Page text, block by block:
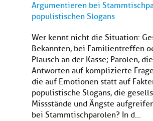
Argumentieren bei
populistischen Slogans
Wer kennt nicht die Situation:
Bekannten, bei Familientreffen
Plausch an der Kasse; Parolen,
Antworten auf komplizierte
die auf Emotionen statt auf
populistische Slogans, die
Missstände und Ängste
bei Stammtischparolen? In d...